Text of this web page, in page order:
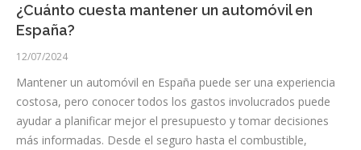
¿Cuánto cuesta mantener un automóvil en
España?
12/07/2024
Mantener un automóvil en España puede ser una experiencia
costosa, pero conocer todos los gastos involucrados puede
ayudar a planificar mejor el presupuesto y tomar decisiones
más informadas. Desde el seguro hasta el combustible,